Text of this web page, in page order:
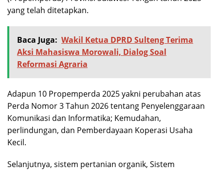
yang telah ditetapkan.
Baca Juga: Wakil Ketua DPRD Sulteng Terima
Aksi Mahasiswa Morowali, Dialog Soal
Reformasi Agraria
Adapun 10 Propemperda 2025 yakni perubahan atas
Perda Nomor 3 Tahun 2026 tentang Penyelenggaraan
Komunikasi dan Informatika; Kemudahan,
perlindungan, dan Pemberdayaan Koperasi Usaha
Kecil.
Selanjutnya, sistem pertanian organik, Sistem